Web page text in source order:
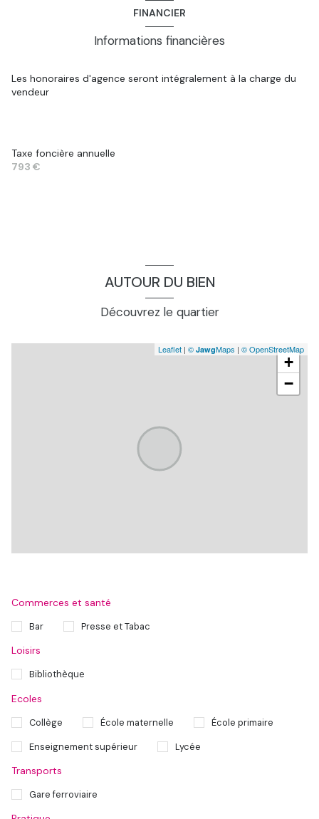
FINANCIER
Informations financières
Les honoraires d'agence seront intégralement à la charge du
vendeur
Taxe foncière annuelle
793 €
AUTOUR DU BIEN
Découvrez le quartier
+
−
Leaflet | © JawgMaps | © OpenStreetMap
Commerces et santé
Bar Presse et Tabac
Loisirs
Bibliothèque
Ecoles
Collège École maternelle École primaire
Enseignement supérieur Lycée
Transports
Gare ferroviaire